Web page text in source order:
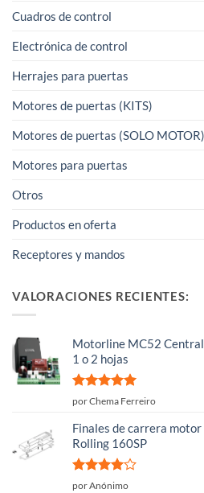
Cuadros de control
Electrónica de control
Herrajes para puertas
Motores de puertas (KITS)
Motores de puertas (SOLO MOTOR)
Motores para puertas
Otros
Productos en oferta
Receptores y mandos
VALORACIONES RECIENTES:
Motorline MC52
1 o 2 hojas
Valorado
por Chema Ferreiro
Finales de carrera
Rolling 160SP
Valorado
por Anónimo